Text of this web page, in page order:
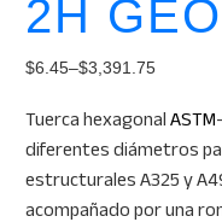
2H
$6.45–$3,391.75
Tuerca hexagonal ASTM
diferentes diámetros
estructurales A325 y
acompañado por una